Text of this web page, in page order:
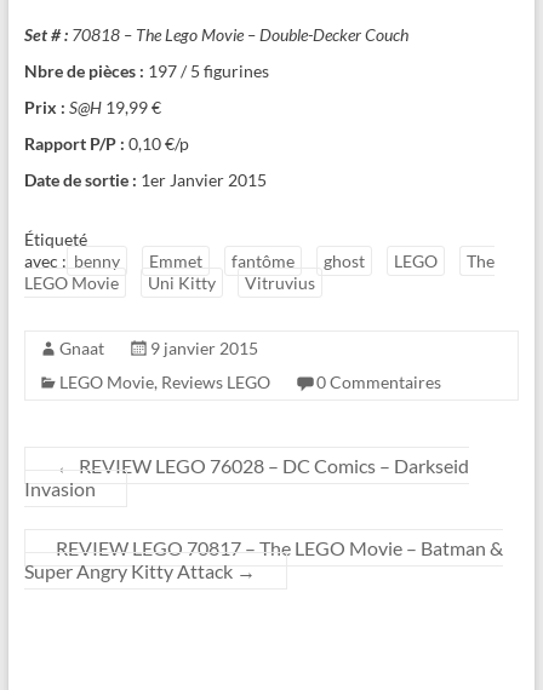
Set # :70818 – The Lego Movie – Double-Decker Couch
Nbre de pièces : 197 / 5 figurines
Prix : S@H19,99 €
Rapport P/P : 0,10 €/p
Date de sortie : 1er Janvier 2015
Étiqueté
avec : benny Emmet fantôme ghost LEGO
The
LEGO Movie
Uni Kitty Vitruvius
Gnaat
9 janvier 2015
LEGO Movie, Reviews LEGO 0 Commentaires
←
REVIEW LEGO 76028 – DC Comics – Darkseid
Invasion
REVIEW LEGO 70817 – The LEGO Movie – Batman &
Super Angry Kitty Attack →